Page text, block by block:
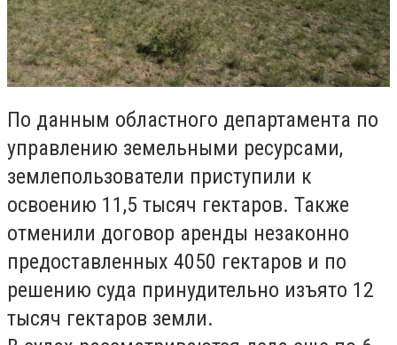
По данным областного департамента по
управлению земельными ресурсами,
землепользователи приступили к
освоению 11,5 тысяч гектаров. Также
отменили договор аренды незаконно
предоставленных 4050 гектаров и по
решению суда принудительно изъято 12
тысяч гектаров земли.